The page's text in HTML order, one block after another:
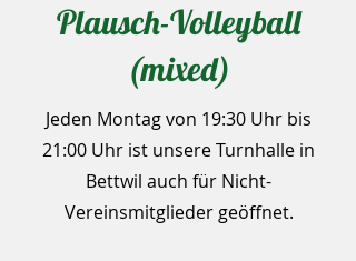
Plausch-Volleyball
(mixed)
Jeden Montag von 19:30 Uhr bis
21:00 Uhr ist unsere Turnhalle in
Bettwil auch für Nicht-
Vereinsmitglieder geöffnet.